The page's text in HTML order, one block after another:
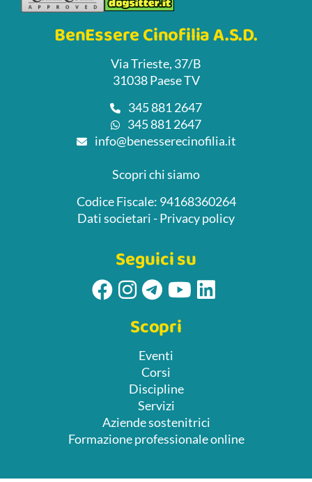
BenEssere Cinofilia A.S.D.
Via Trieste, 37/B
31038 Paese TV
345 881 2647
345 881 2647
info@benesserecinofilia.it
Scopri chi siamo
Codice Fiscale: 94168360264
Dati societari -Privacy policy
Seguici su
Scopri
Eventi
Corsi
Discipline
Servizi
Aziende sostenitrici
Formazione professionale online